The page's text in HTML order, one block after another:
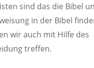
sind das die Bibel
in der Bibel
wir auch mit Hilfe des
treffen.